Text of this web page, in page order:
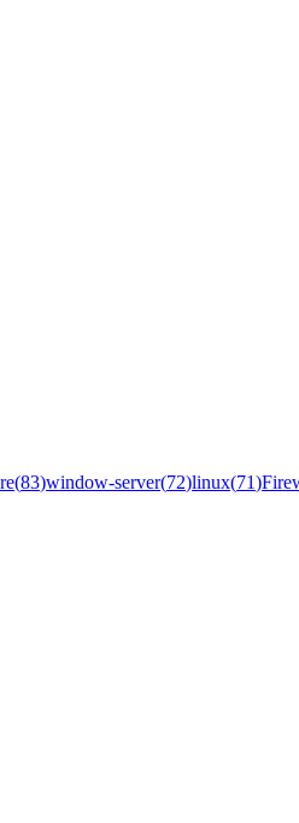
(83)window-server(72)linux(71)